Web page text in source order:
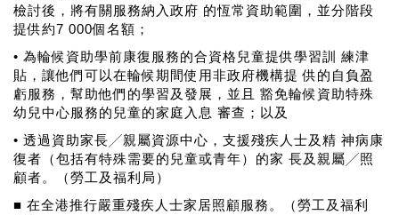
檢討後，將有關服務納入政府 的恆常資助範圍，並分階段
提供約7 000個名額；
• 為輪候資助學前康復服務的合資格兒童提供學習訓 練津
貼，讓他們可以在輪候期間使用非政府機構提 供的自負盈
虧服務，幫助他們的學習及發展，並且 豁免輪候資助特殊
幼兒中心服務的兒童的家庭入息 審查；以及
• 透過資助家長╱親屬資源中心，支援殘疾人士及精 神病康
復者（包括有特殊需要的兒童或青年）的家 長及親屬╱照
顧者。（勞工及福利局）
■ 在全港推行嚴重殘疾人士家居照顧服務。（勞工及福利